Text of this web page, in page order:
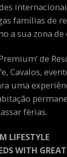
famílias de
a sua zona de
de
Cavalos,
uma
férias.
LIFESTYLE
WITH